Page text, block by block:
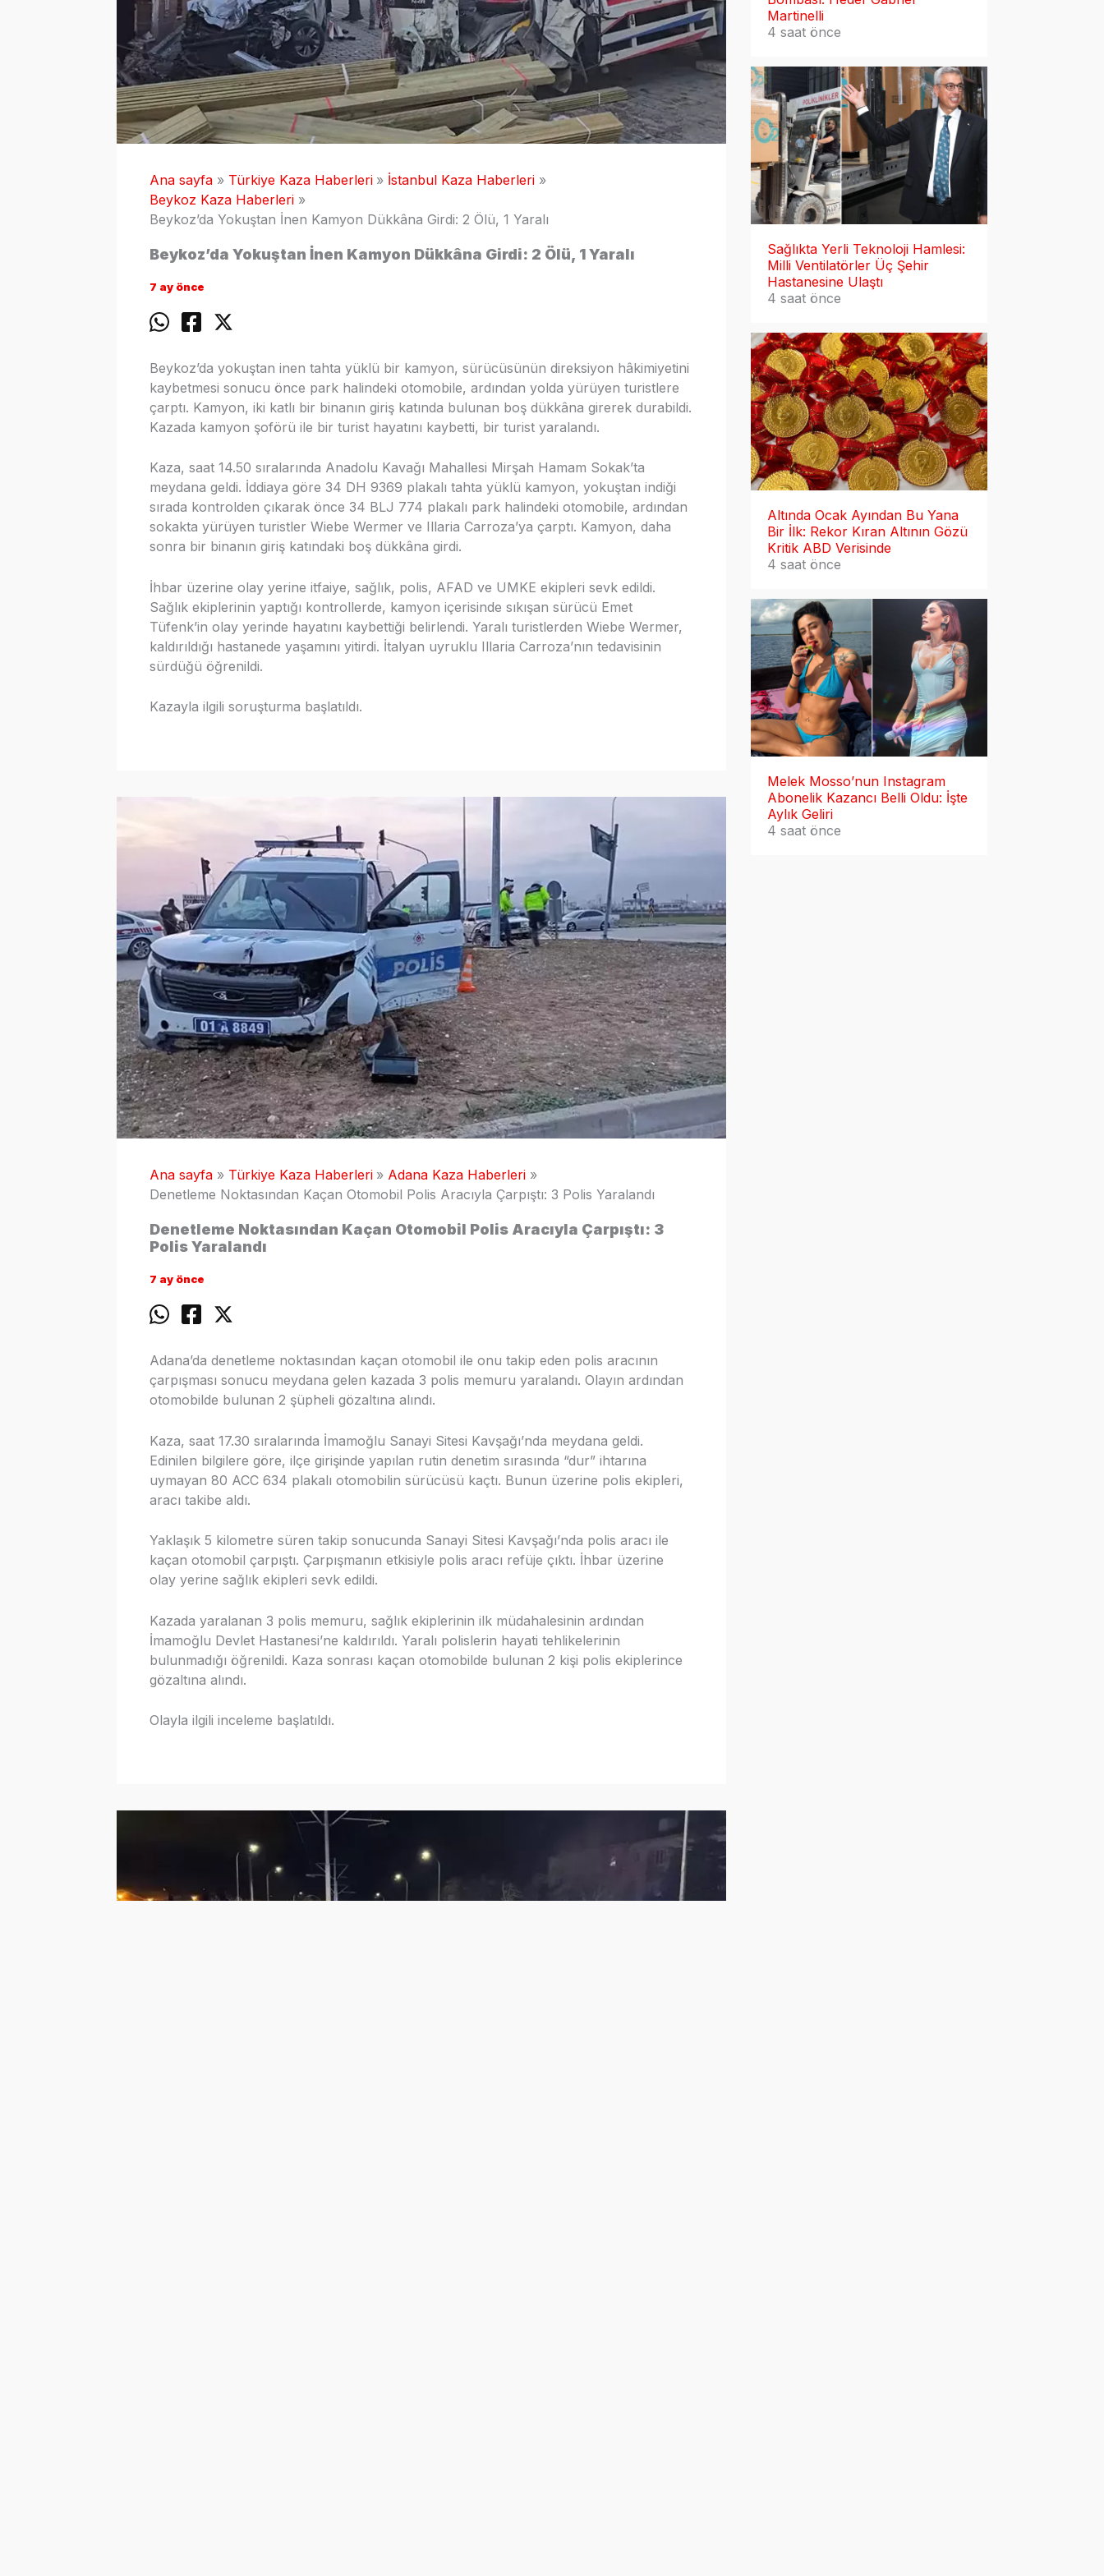
Ana sayfa Türkiye Kaza Haberleri
İstanbul Kaza Haberleri
Beykoz Kaza Haberleri
Beykoz’da Yokuştan İnen Kamyon Dükkâna Girdi: 2 Ölü, 1 Yaralı
Beykoz’da Yokuştan İnen Kamyon Dükkâna Girdi: 2 Ölü, 1 Yaralı
7 ay önce
Beykoz’da yokuştan inen tahta yüklü bir kamyon, sürücüsünün direksiyon hâkimiyetini
kaybetmesi sonucu önce park halindeki otomobile, ardından yolda yürüyen turistlere
çarptı. Kamyon, iki katlı bir binanın giriş katında bulunan boş dükkâna girerek durabildi.
Kazada kamyon şoförü ile bir turist hayatını kaybetti, bir turist yaralandı.
Kaza, saat 14.50 sıralarında Anadolu Kavağı Mahallesi Mirşah Hamam Sokak’ta
meydana geldi. İddiaya göre 34 DH 9369 plakalı tahta yüklü kamyon, yokuştan indiği
sırada kontrolden çıkarak önce 34 BLJ 774 plakalı park halindeki otomobile, ardından
sokakta yürüyen turistler Wiebe Wermer ve Illaria Carroza’ya çarptı. Kamyon, daha
sonra bir binanın giriş katındaki boş dükkâna girdi.
İhbar üzerine olay yerine itfaiye, sağlık, polis, AFAD ve UMKE ekipleri sevk edildi.
Sağlık ekiplerinin yaptığı kontrollerde, kamyon içerisinde sıkışan sürücü Emet
Tüfenk’in olay yerinde hayatını kaybettiği belirlendi. Yaralı turistlerden Wiebe Wermer,
kaldırıldığı hastanede yaşamını yitirdi. İtalyan uyruklu Illaria Carroza’nın tedavisinin
sürdüğü öğrenildi.
Kazayla ilgili soruşturma başlatıldı.
Ana sayfa Türkiye Kaza Haberleri
Adana Kaza Haberleri
Denetleme Noktasından Kaçan Otomobil Polis Aracıyla Çarpıştı: 3 Polis Yaralandı
Denetleme Noktasından Kaçan Otomobil Polis Aracıyla Çarpıştı: 3
Polis Yaralandı
7 ay önce
Adana’da denetleme noktasından kaçan otomobil ile onu takip eden polis aracının
çarpışması sonucu meydana gelen kazada 3 polis memuru yaralandı. Olayın ardından
otomobilde bulunan 2 şüpheli gözaltına alındı.
Kaza, saat 17.30 sıralarında İmamoğlu Sanayi Sitesi Kavşağı’nda meydana geldi.
Edinilen bilgilere göre, ilçe girişinde yapılan rutin denetim sırasında “dur” ihtarına
uymayan 80 ACC 634 plakalı otomobilin sürücüsü kaçtı. Bunun üzerine polis ekipleri,
aracı takibe aldı.
Yaklaşık 5 kilometre süren takip sonucunda Sanayi Sitesi Kavşağı’nda polis aracı ile
kaçan otomobil çarpıştı. Çarpışmanın etkisiyle polis aracı refüje çıktı. İhbar üzerine
olay yerine sağlık ekipleri sevk edildi.
Kazada yaralanan 3 polis memuru, sağlık ekiplerinin ilk müdahalesinin ardından
İmamoğlu Devlet Hastanesi’ne kaldırıldı. Yaralı polislerin hayati tehlikelerinin
bulunmadığı öğrenildi. Kaza sonrası kaçan otomobilde bulunan 2 kişi polis ekiplerince
gözaltına alındı.
Olayla ilgili inceleme başlatıldı.
Martinelli
4 saat önce
Sağlıkta Yerli Teknoloji Hamlesi:
Milli Ventilatörler Üç Şehir
Hastanesine Ulaştı
4 saat önce
Altında Ocak Ayından Bu Yana
Bir İlk: Rekor Kıran Altının Gözü
Kritik ABD Verisinde
4 saat önce
Melek Mosso’nun Instagram
Abonelik Kazancı Belli Oldu: İşte
Aylık Geliri
4 saat önce